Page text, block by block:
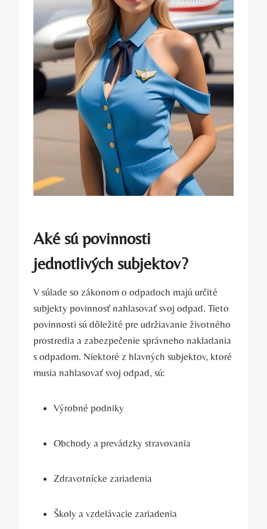
Aké sú povinnosti
jednotlivých subjektov?
V súlade so zákonom o odpadoch majú určité
subjekty povinnosť nahlasovať svoj odpad. Tieto
povinnosti sú dôležité pre udržiavanie životného
prostredia a zabezpečenie správneho nakladania
s odpadom. Niektoré z hlavných subjektov, ktoré
musia nahlasovať svoj odpad, sú:
Výrobné podniky
Obchody a prevádzky stravovania
Zdravotnícke zariadenia
Školy a vzdelávacie zariadenia